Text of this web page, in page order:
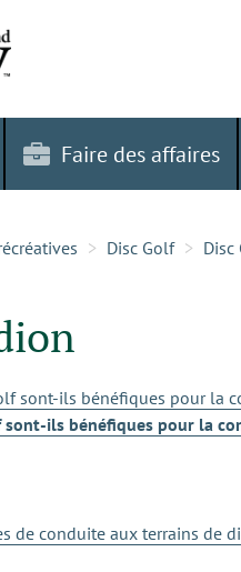
Faire des affaires
Disc Golf Disc
sont-ils bénéfiques pour la